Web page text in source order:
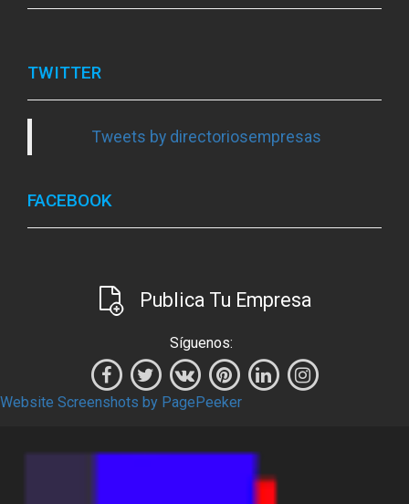
TWITTER
Tweets by directoriosempresas
FACEBOOK
Publica Tu Empresa
Síguenos:
Website Screenshots by PagePeeker